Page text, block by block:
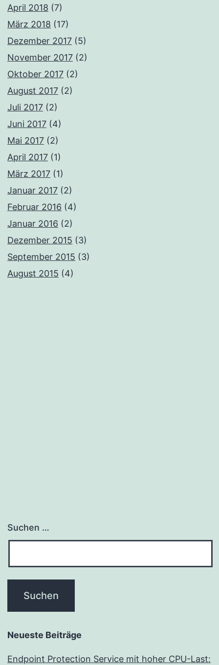
April 2018 (7)
März 2018 (17)
Dezember 2017 (5)
November 2017 (2)
Oktober 2017 (2)
August 2017 (2)
Juli 2017 (2)
Juni 2017 (4)
Mai 2017 (2)
April 2017 (1)
März 2017 (1)
Januar 2017 (2)
Februar 2016 (4)
Januar 2016 (2)
Dezember 2015 (3)
September 2015 (3)
August 2015 (4)
Suchen …
Neueste Beiträge
Endpoint Protection Service mit hoher CPU-Last: